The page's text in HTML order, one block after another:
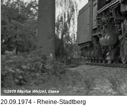
20.09.1974 - Rheine-Stadtberg